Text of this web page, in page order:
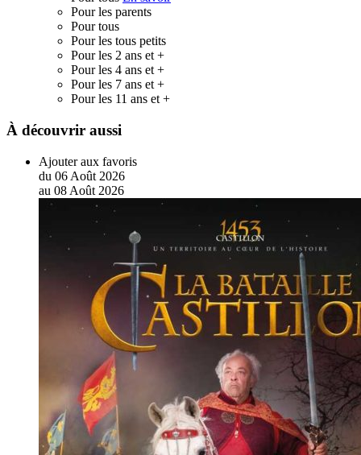
Pour les parents
Pour tous
Pour les tous petits
Pour les 2 ans et +
Pour les 4 ans et +
Pour les 7 ans et +
Pour les 11 ans et +
À découvrir aussi
Ajouter aux favoris
du 06 Août 2026
au 08 Août 2026